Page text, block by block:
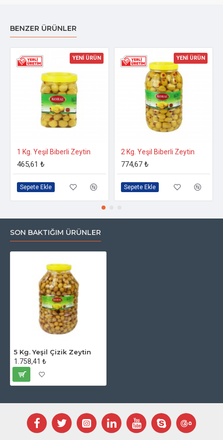
BENZER ÜRÜNLER
YENİ ÜRÜN
1 Kg. Yeşil Biberli Zeytin
465,61 ₺
Sepete Ekle
YENİ ÜRÜN
2 Kg. Yeşil Biberli Zeytin
774,67 ₺
Sepete Ekle
SON BAKTIĞIM ÜRÜNLER
5 Kg. Yeşil Çizik Zeytin
1.758,41 ₺